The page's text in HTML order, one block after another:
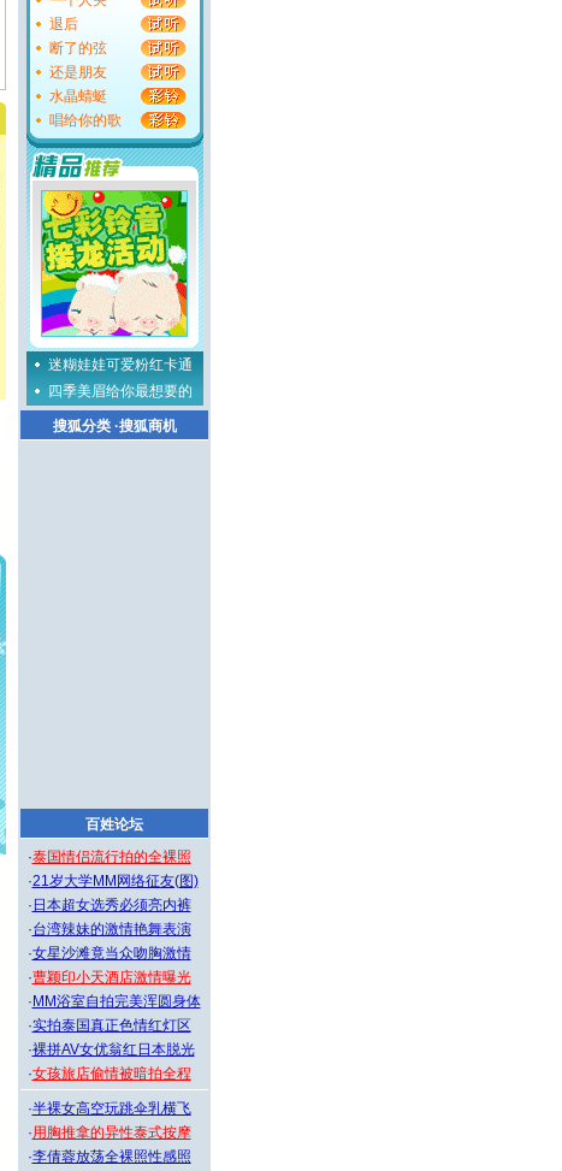
退后
断了的弦
还是朋友
水晶蜻蜓
唱给你的歌
迷糊娃娃可爱粉红卡通
四季美眉给你最想要的
搜狐分类·搜狐商机
百姓论坛
·泰国情侣流行拍的全裸照
·21岁大学MM网络征友(图)
· 日本超女选秀必须亮内裤
·台湾辣妹的激情艳舞表演
·女星沙滩竟当众吻胸激情
·曹颖印小天酒店激情曝光
· MM浴室自拍完美浑圆身体
·实拍泰国真正色情红灯区
·裸拼AV女优翁红日本脱光
·女孩旅店偷情被暗拍全程
·半裸女高空玩跳伞乳横飞
·用胸推拿的异性泰式按摩
·李倩蓉放荡全裸照性感照